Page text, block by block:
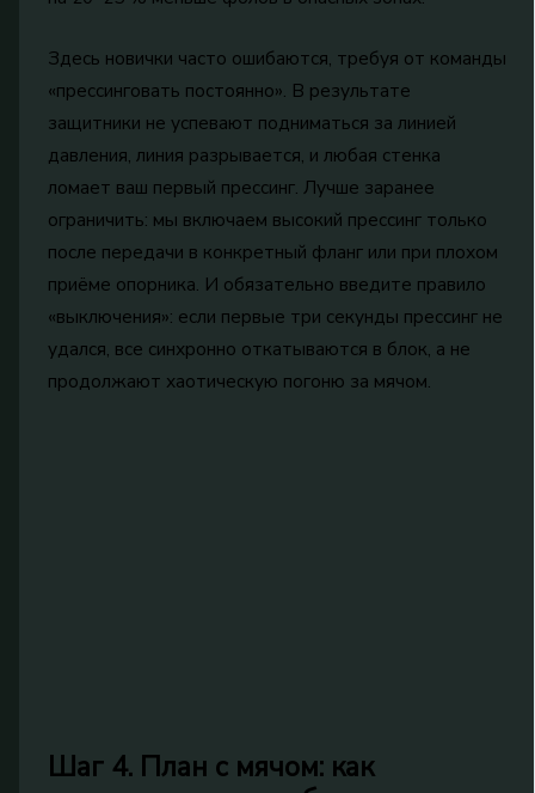
Здесь новички часто ошибаются, требуя от команды
«прессинговать постоянно». В результате
защитники не успевают подниматься за линией
давления, линия разрывается, и любая стенка
ломает ваш первый прессинг. Лучше заранее
ограничить: мы включаем высокий прессинг только
после передачи в конкретный фланг или при плохом
приёме опорника. И обязательно введите правило
«выключения»: если первые три секунды прессинг не
удался, все синхронно откатываются в блок, а не
продолжают хаотическую погоню за мячом.
Шаг 4. План с мячом: как